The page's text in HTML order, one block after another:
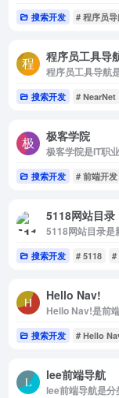
搜索开发 # 程序员
程序员工具导
程序员工具导航
搜索开发 # NearNet
极客学院
极客学院是IT职
搜索开发 # 前端开发
5118网站目录
5118网站目录是
搜索开发 # 5118 #
Hello Nav!
Hello Nav!是前
搜索开发 # Hello
lee前端导航
lee前端导航是